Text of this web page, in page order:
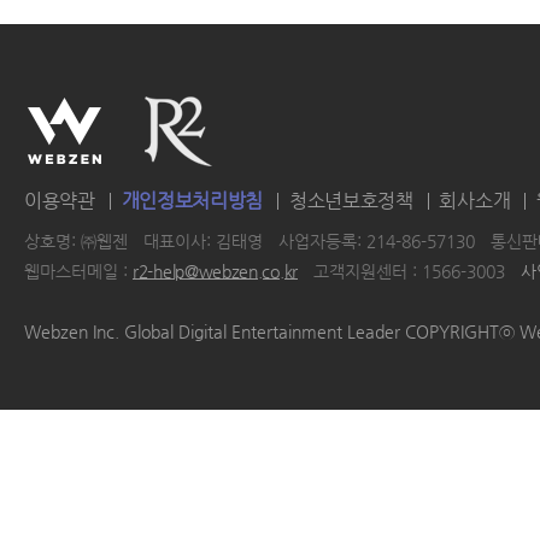
이용약관 개인정보처리방침 청소년보호정책 회사소개
상호명: ㈜웹젠 대표이사: 김태영 사업자등록: 214-86-57130
통신
웹마스터메일 : r2-help@webzen.co.kr 고객지원센터 : 1566-3003
Webzen Inc. Global Digital Entertainment Leader COPYRIGHTⓒ